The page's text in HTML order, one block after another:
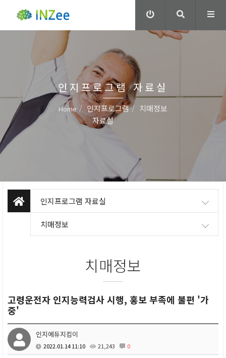
인지프로그램 자료실
Home
인지프로그램
자료실
치매정보
인지프로그램 자료실
치매정보
치매정보
고령운전자 인지능력검사 시행, 홍보 부족에 불편 '가
중'
인지에듀지킴이
2022.01.14 11:10 21,243 0